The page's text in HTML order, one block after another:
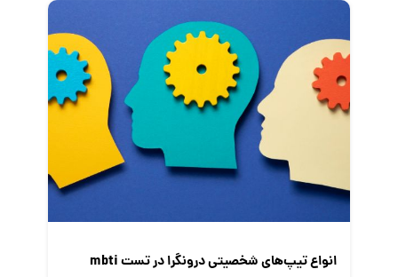
انواع تیپ‌های شخصیتی درونگرا در تست mbti